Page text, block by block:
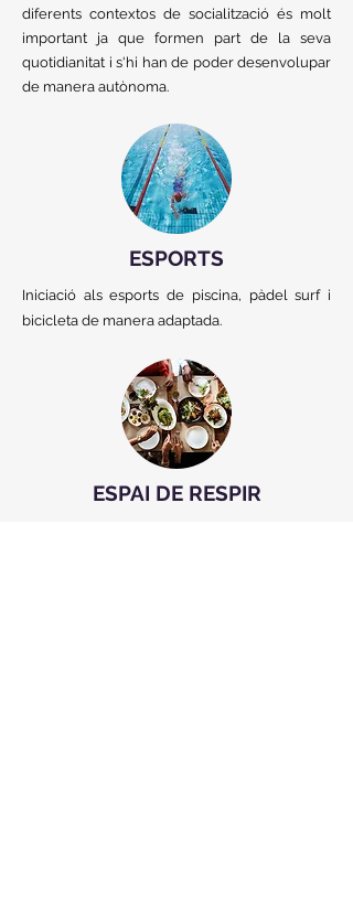
diferents contextos de socialització és molt
important ja que formen part de la seva
quotidianitat i s'hi han de poder desenvolupar
de manera autònoma.
ESPORTS
Iniciació als esports de piscina, pàdel surf i
bicicleta de manera adaptada.
ESPAI DE RESPIR